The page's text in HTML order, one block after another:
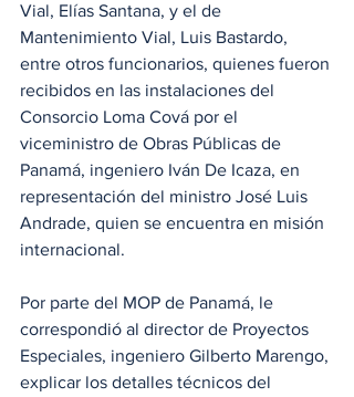
Vial, Elías Santana, y el de
Mantenimiento Vial, Luis Bastardo,
entre otros funcionarios, quienes fueron
recibidos en las instalaciones del
Consorcio Loma Cová por el
viceministro de Obras Públicas de
Panamá, ingeniero Iván De Icaza, en
representación del ministro José Luis
Andrade, quien se encuentra en misión
internacional.
Por parte del MOP de Panamá, le
correspondió al director de Proyectos
Especiales, ingeniero Gilberto Marengo,
explicar los detalles técnicos del